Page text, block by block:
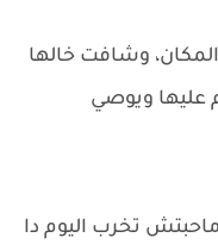
وشافت خالها
ويوصي
تخرب اليوم دا